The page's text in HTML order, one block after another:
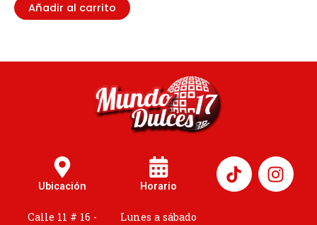
Añadir al carrito
Ubicación
Calle 11 # 16 -
Horario
Lunes a sábado
I
n
s